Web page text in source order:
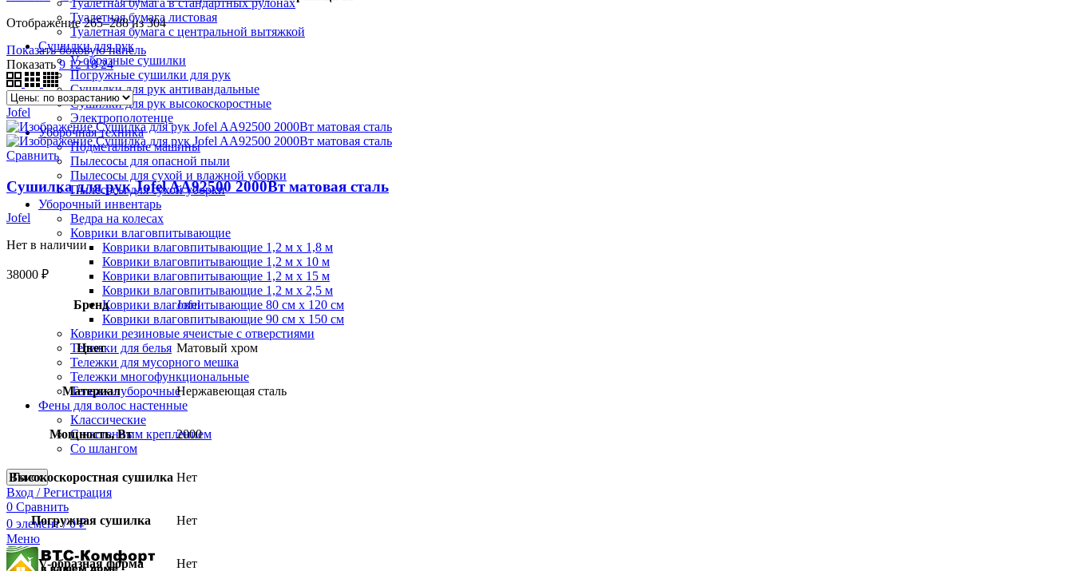
Туалетная бумага в стандартных рулонах
Туалетная бумага листовая
Туалетная бумага с центральной вытяжкой
Сушилки для рук
V-образные сушилки
Погружные сушилки для рук
Сушилки для рук антивандальные
Сушилки для рук высокоскоростные
Электрополотенце
Уборочная техника
Подметальные машины
Пылесосы для опасной пыли
Пылесосы для сухой и влажной уборки
Пылесосы для сухой уборки
Уборочный инвентарь
Ведра на колесах
Коврики влаговпитывающие
Коврики влаговпитывающие 1,2 м х 1,8 м
Коврики влаговпитывающие 1,2 м х 10 м
Коврики влаговпитывающие 1,2 м х 15 м
Коврики влаговпитывающие 1,2 м х 2,5 м
Коврики влаговпитывающие 80 см х 120 см
Коврики влаговпитывающие 90 см х 150 см
Коврики резиновые ячеистые с отверстиями
Тележки для белья
Тележки для мусорного мешка
Тележки многофункциональные
Тележки уборочные
Фены для волос настенные
Классические
С настенным креплением
Со шлангом
Поиск
Вход / Регистрация
0 Сравнить
0 элемент / 0₽
Меню
Отображение 265–288 из 304
Показать боковую панель
Показать9 121824
Jofel
Сравнить
Сушилка для рук Jofel AA92500 2000Вт матовая сталь
Jofel
Нет в наличии
38000 ₽
Бренд Jofel
Цвет Матовый хром
Материал Нержавеющая сталь
Мощность, Вт 2000
Высокоскоростная сушилка Нет
Погружная сушилка Нет
V-образная форма Нет